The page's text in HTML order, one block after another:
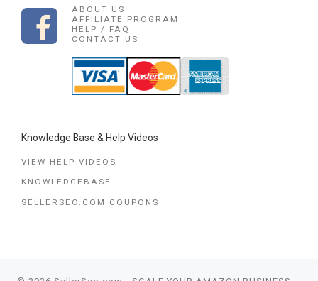
ABOUT US
AFFILIATE PROGRAM
HELP / FAQ
CONTACT US
Knowledge Base & Help Videos
VIEW HELP VIDEOS
KNOWLEDGEBASE
SELLERSEO.COM COUPONS